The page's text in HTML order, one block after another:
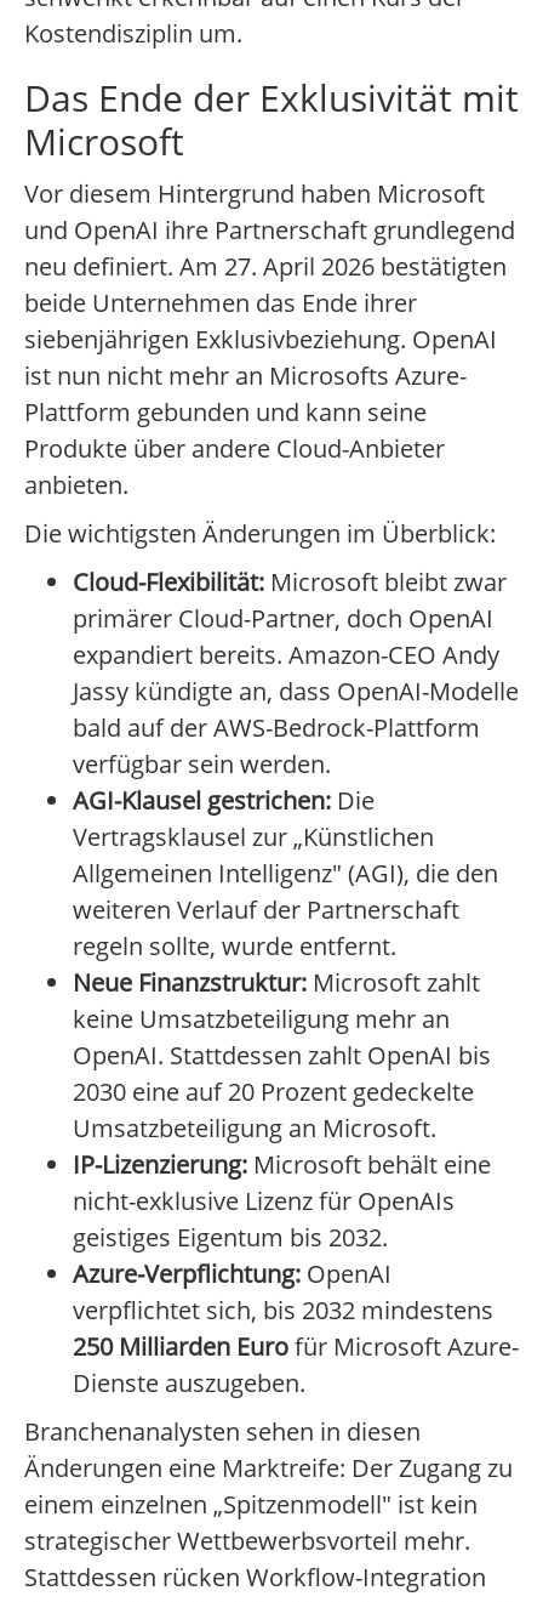
Kostendisziplin um.
Das Ende der Exklusivität mit
Microsoft
Vor diesem Hintergrund haben Microsoft
und OpenAI ihre Partnerschaft grundlegend
neu definiert. Am 27. April 2026 bestätigten
beide Unternehmen das Ende ihrer
siebenjährigen Exklusivbeziehung. OpenAI
ist nun nicht mehr an Microsofts Azure-
Plattform gebunden und kann seine
Produkte über andere Cloud-Anbieter
anbieten.
Die wichtigsten Änderungen im Überblick:
Cloud-Flexibilität: Microsoft bleibt zwar
primärer Cloud-Partner, doch OpenAI
expandiert bereits. Amazon-CEO Andy
Jassy kündigte an, dass OpenAI-Modelle
bald auf der AWS-Bedrock-Plattform
verfügbar sein werden.
AGI-Klausel gestrichen: Die
Vertragsklausel zur „Künstlichen
Allgemeinen Intelligenz" (AGI), die den
weiteren Verlauf der Partnerschaft
regeln sollte, wurde entfernt.
Neue Finanzstruktur: Microsoft zahlt
keine Umsatzbeteiligung mehr an
OpenAI. Stattdessen zahlt OpenAI bis
2030 eine auf 20 Prozent gedeckelte
Umsatzbeteiligung an Microsoft.
IP-Lizenzierung: Microsoft behält eine
nicht-exklusive Lizenz für OpenAIs
geistiges Eigentum bis 2032.
Azure-Verpflichtung: OpenAI
verpflichtet sich, bis 2032 mindestens
250 Milliarden Eurofür Microsoft Azure-
Dienste auszugeben.
Branchenanalysten sehen in diesen
Änderungen eine Marktreife: Der Zugang zu
einem einzelnen „Spitzenmodell" ist kein
strategischer Wettbewerbsvorteil mehr.
Stattdessen rücken Workflow-Integration